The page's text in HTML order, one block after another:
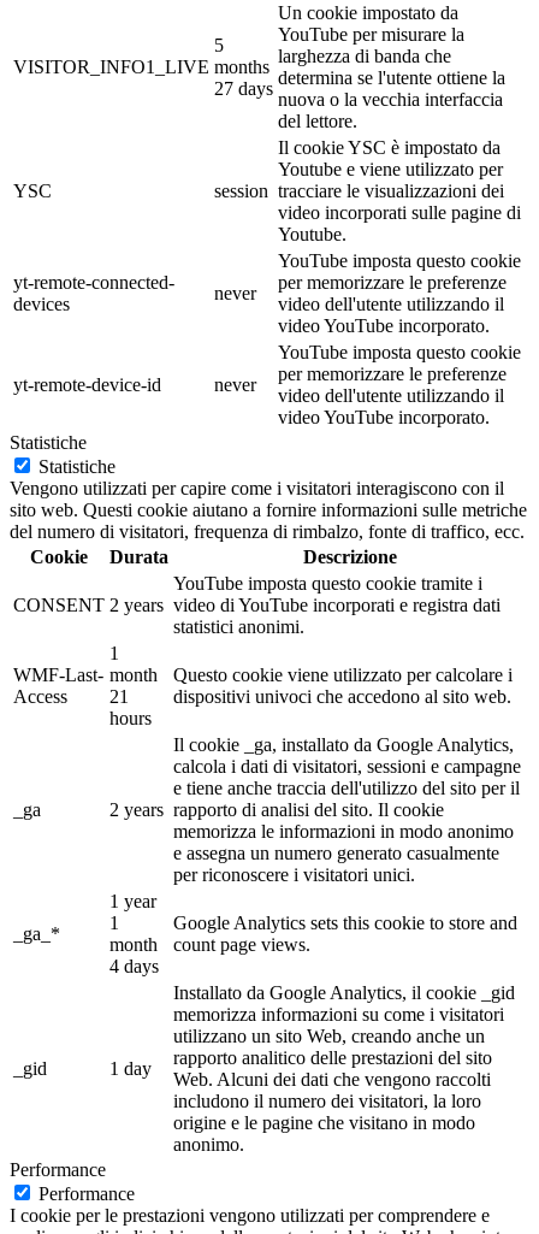
VISITOR_INFO1_LIVE
5
months
27 days
Un cookie impostato da
YouTube per misurare la
larghezza di banda che
determina se l'utente ottiene la
nuova o la vecchia interfaccia
del lettore.
YSC session
Il cookie YSC è impostato da
Youtube e viene utilizzato per
tracciare le visualizzazioni dei
video incorporati sulle pagine di
Youtube.
yt-remote-connected-
devices
never
YouTube imposta questo cookie
per memorizzare le preferenze
video dell'utente utilizzando il
video YouTube incorporato.
yt-remote-device-id never
YouTube imposta questo cookie
per memorizzare le preferenze
video dell'utente utilizzando il
video YouTube incorporato.
Statistiche
Statistiche
Vengono utilizzati per capire come i visitatori interagiscono con il
sito web. Questi cookie aiutano a fornire informazioni sulle metriche
del numero di visitatori, frequenza di rimbalzo, fonte di traffico, ecc.
Cookie
Durata Descrizione
CONSENT 2 years
YouTube imposta questo cookie tramite i
video di YouTube incorporati e registra dati
statistici anonimi.
WMF-Last-
Access
1
month
21
hours
Questo cookie viene utilizzato per calcolare i
dispositivi univoci che accedono al sito web.
_ga 2 years
Il cookie _ga, installato da Google Analytics,
calcola i dati di visitatori, sessioni e campagne
e tiene anche traccia dell'utilizzo del sito per il
rapporto di analisi del sito. Il cookie
memorizza le informazioni in modo anonimo
e assegna un numero generato casualmente
per riconoscere i visitatori unici.
_ga_*
1 year
1
month
4 days
Google Analytics sets this cookie to store and
count page views.
_gid 1 day
Installato da Google Analytics, il cookie _gid
memorizza informazioni su come i visitatori
utilizzano un sito Web, creando anche un
rapporto analitico delle prestazioni del sito
Web. Alcuni dei dati che vengono raccolti
includono il numero dei visitatori, la loro
origine e le pagine che visitano in modo
anonimo.
Performance
Performance
I cookie per le prestazioni vengono utilizzati per comprendere e